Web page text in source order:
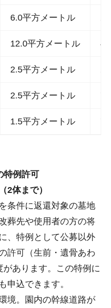
6.0平方メートル
12.0平方メートル
2.5平方メートル
2.5平方メートル
1.5平方メートル
特例許可
2体まで）
条件に返還対象の墓地
葬先や使用者の方の将
、特例として公募以外
許可（生前・遺骨あわ
あります。この特例に
申込できます。
境。園内の幹線道路が